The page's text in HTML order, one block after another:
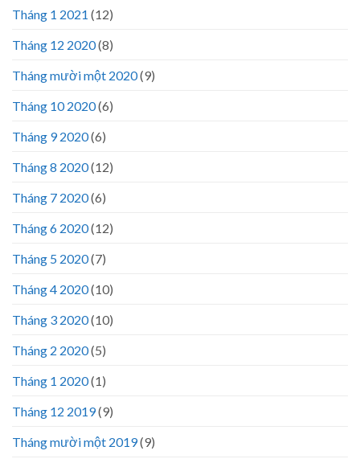
Tháng 1 2021 (12)
Tháng 12 2020(8)
Tháng mười một 2020(9)
Tháng 10 2020(6)
Tháng 9 2020(6)
Tháng 8 2020(12)
Tháng 7 2020(6)
Tháng 6 2020(12)
Tháng 5 2020(7)
Tháng 4 2020(10)
Tháng 3 2020(10)
Tháng 2 2020(5)
Tháng 1 2020(1)
Tháng 12 2019(9)
Tháng mười một 2019(9)